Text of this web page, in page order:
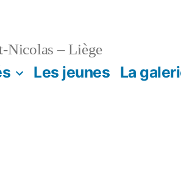
Nicolas – Liège
Les jeunes La